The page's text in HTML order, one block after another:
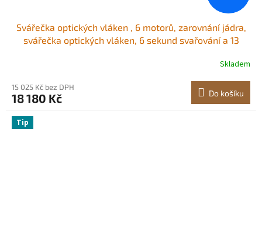
Svářečka optických vláken , 6 motorů, zarovnání jádra,
svářečka optických vláken, 6 sekund svařování a 13
držák vláken 3 v 1, baterie 7800 mAh pro vlákna SM,
Skladem
15 025 Kč bez DPH
18 180 Kč Do košíku
Tip